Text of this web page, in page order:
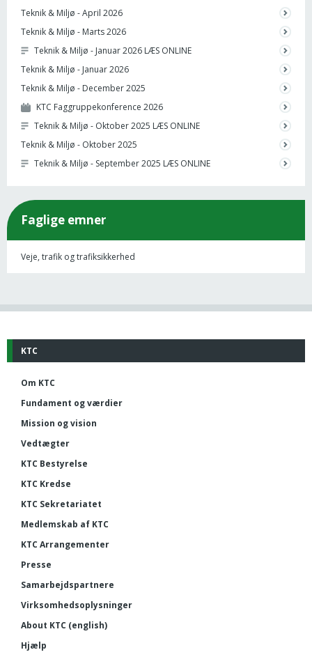
Teknik & Miljø - April 2026
Teknik & Miljø - Marts 2026
Teknik & Miljø - Januar 2026 LÆS ONLINE
Teknik & Miljø - Januar 2026
Teknik & Miljø - December 2025
KTC Faggruppekonference 2026
Teknik & Miljø - Oktober 2025 LÆS ONLINE
Teknik & Miljø - Oktober 2025
Teknik & Miljø - September 2025 LÆS ONLINE
Faglige emner
Veje, trafik og trafiksikkerhed
KTC
Om KTC
Fundament og værdier
Mission og vision
Vedtægter
KTC Bestyrelse
KTC Kredse
KTC Sekretariatet
Medlemskab af KTC
KTC Arrangementer
Presse
Samarbejdspartnere
Virksomhedsoplysninger
About KTC (english)
Hjælp